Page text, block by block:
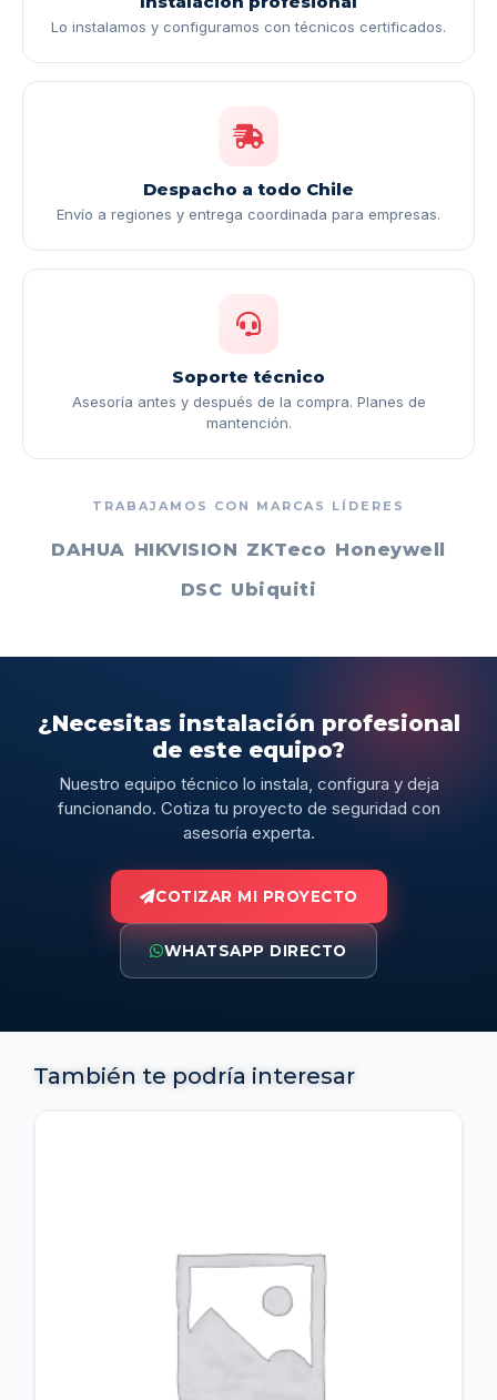
Lo instalamos y configuramos con técnicos certificados.
Despacho a todo Chile
Envío a regiones y entrega coordinada para empresas.
Soporte técnico
Asesoría antes y después de la compra. Planes de
mantención.
TRABAJAMOS CON MARCAS LÍDERES
DAHUA HIKVISION ZKTeco Honeywell
DSC Ubiquiti
¿Necesitas instalación profesional
de este equipo?
Nuestro equipo técnico lo instala, configura y deja
funcionando. Cotiza tu proyecto de seguridad con
asesoría experta.
COTIZAR MI PROYECTO
WHATSAPP DIRECTO
También te podría interesar